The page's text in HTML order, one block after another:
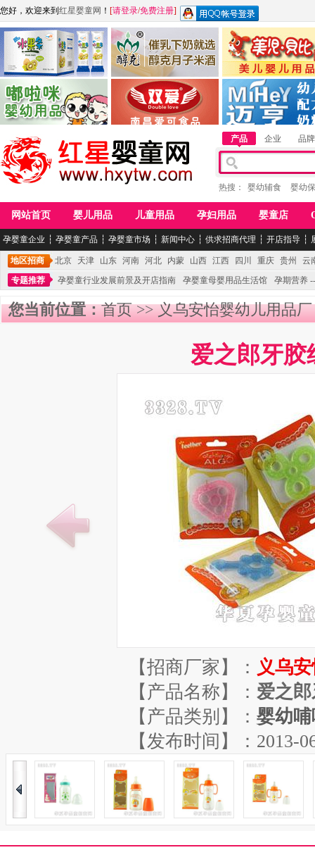
您好，欢迎来到 红星婴童网 ！ [请登录/免费注册]
江西麦嘟嘟食品有限公司
青岛嘟啦咪婴幼儿用品公司
江西醇之客月子米酒 惠州市美儿婴儿用品
湖南迈亨母婴用品有限
产品 企业 品牌
热搜： 婴幼辅食 婴幼
网站首页 婴儿用品 儿童用品 孕妇用品 婴童店
孕婴童企业 ┆ 孕婴童产品 ┆ 孕婴童市场 ┆ 新闻中心 ┆ 供求招商代理 ┆ 开店指导 ┆
地区招商 北京 天津 山东 河南 河北 内蒙 山西 江西 四川 重庆 贵州
云
专题推荐
孕婴童行业发展前景及开店指南 孕婴童母婴用品生活馆 孕期营养
您当前位置：首页>>义乌安怡婴幼儿用品厂
爱之郎牙胶
【招商厂家】： 义乌
【产品名称】： 爱之
【产品类别】： 婴幼
【发布时间】：2013-